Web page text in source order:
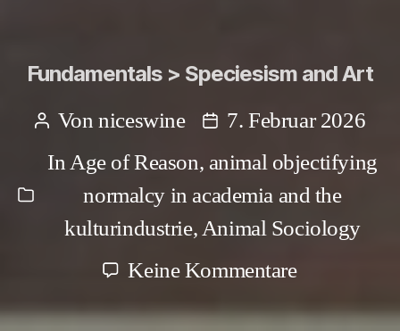
Fundamentals > Speciesism and Art
Beitragsautor
Vonniceswine Beitragsdatum
7. Februar 2026
Kategorien
In Age of Reason, animal objectifying
normalcy in academia and the
kulturindustrie, Animal Sociology
Keine Kommentarezu